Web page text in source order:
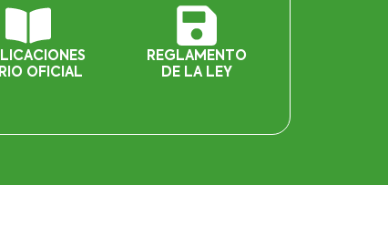
OFICIAL
REGLAMENTO
DE LA LEY